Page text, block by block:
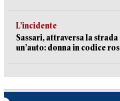
L’incidente
Sassari, attraversa la
un’auto: donna in codice